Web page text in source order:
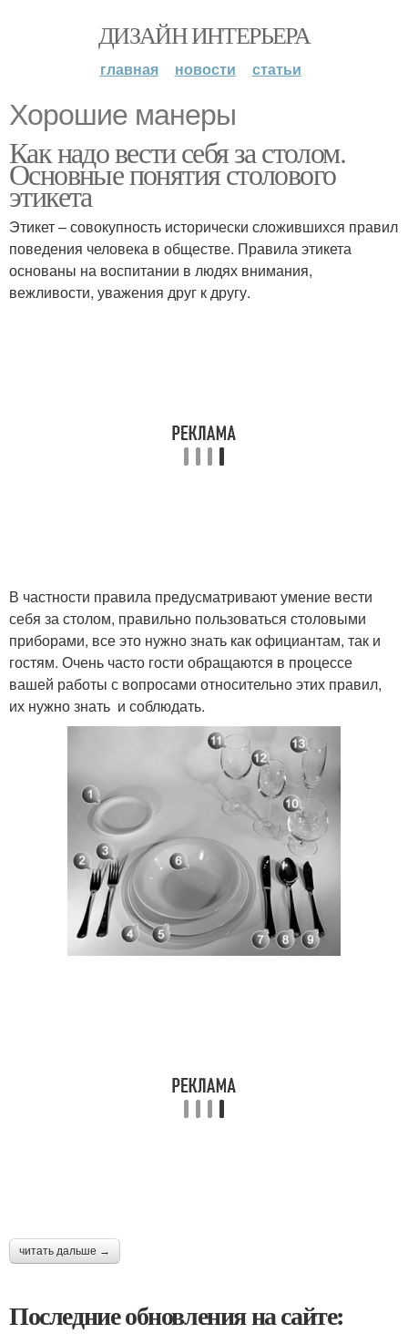
ДИЗАЙН ИНТЕРЬЕРА
главная новости статьи
Хорошие манеры
Как надо вести себя за столом.
Основные понятия столового
этикета
Этикет – совокупность исторически сложившихся правил
поведения человека в обществе. Правила этикета
основаны на воспитании в людях внимания,
вежливости, уважения друг к другу.
В частности правила предусматривают умение вести
себя за столом, правильно пользоваться столовыми
приборами, все это нужно знать как официантам, так и
гостям. Очень часто гости обращаются в процессе
вашей работы с вопросами относительно этих правил,
их нужно знать и соблюдать.
читать дальше →
Последние обновления на сайте: